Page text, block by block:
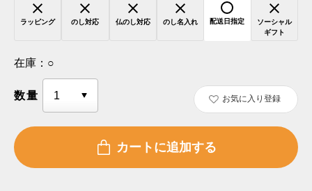
ラッピング のし対応 仏のし対応 のし名入れ 配送日指定
ソーシャル
ギフト
在庫： ○
数量 お気に入り登録